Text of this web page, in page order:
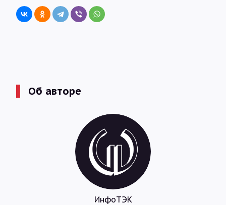
Об авторе
ИнфоТЭК